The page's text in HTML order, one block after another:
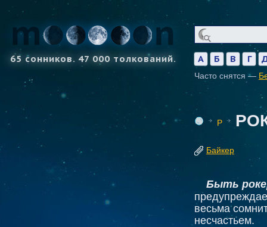
65 сонников. 47 000 толкований. А Б В Г
Часто снятся —
Р
Байкер
Быть
весьма
несчастьем.